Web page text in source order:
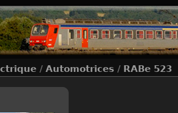
/ Automotrices / RABe 523